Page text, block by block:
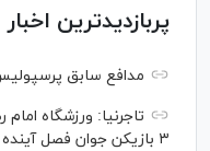
پربازدیدترین اخبار
مدافع سابق
تاجرنیا: ورزشگاه
۳ بازیکن جوان فصل آینده فیکس ترکیب می‌شوند